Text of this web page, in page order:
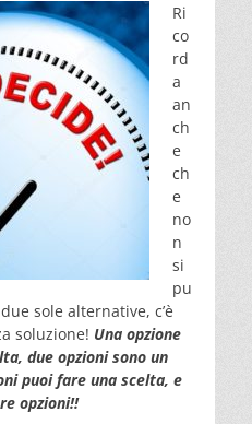
Ri
co
rd
a
an
ch
e
ch
e
no
n
si
pu
sole alternative, c’è
soluzione! Una opzione
due opzioni sono un
puoi fare una scelta, e
opzioni!!